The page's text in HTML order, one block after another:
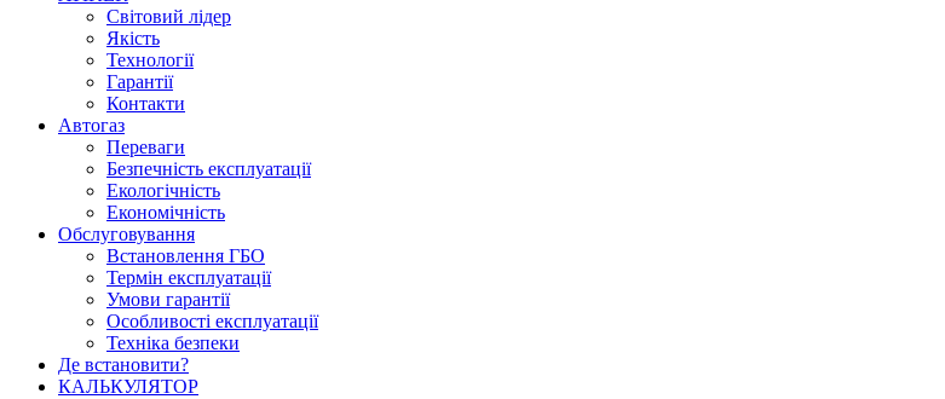
Світовий лідер
Якість
Технології
Гарантії
Контакти
Автогаз
Переваги
Безпечність експлуатації
Екологічність
Економічність
Обслуговування
Встановлення ГБО
Термін експлуатації
Умови гарантії
Особливості експлуатації
Техніка безпеки
Де встановити?
КАЛЬКУЛЯТОР